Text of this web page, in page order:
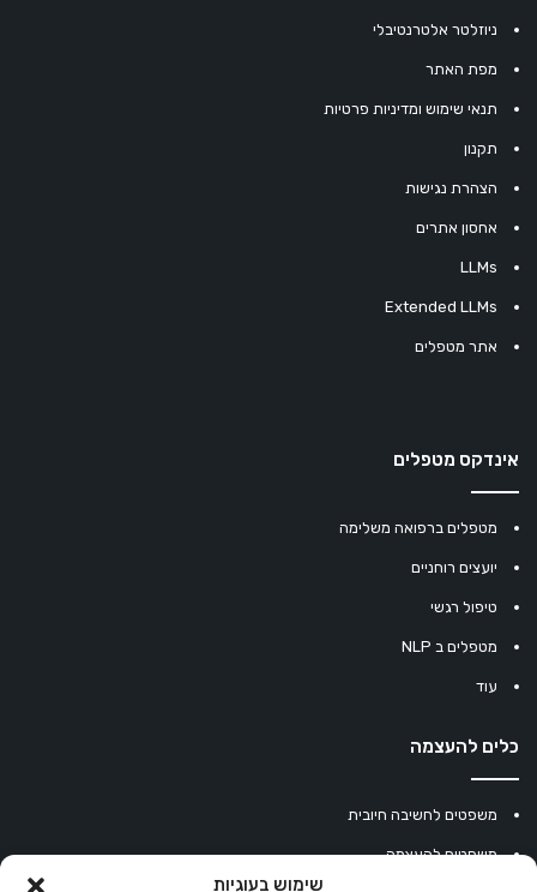
שימוש בעוגיות
ניוזלטר אלטרנטיבלי
מפת האתר
תנאי שימוש ומדיניות פרטיות
תקנון
הצהרת נגישות
אחסון אתרים
LLMs
Extended LLMs
אתר מטפלים
אינדקס מטפלים
מטפלים ברפואה משלימה
יועצים רוחניים
טיפול רגשי
מטפלים ב NLP
עוד
כלים להעצמה
משפטים לחשיבה חיובית
משפטים להעצמה